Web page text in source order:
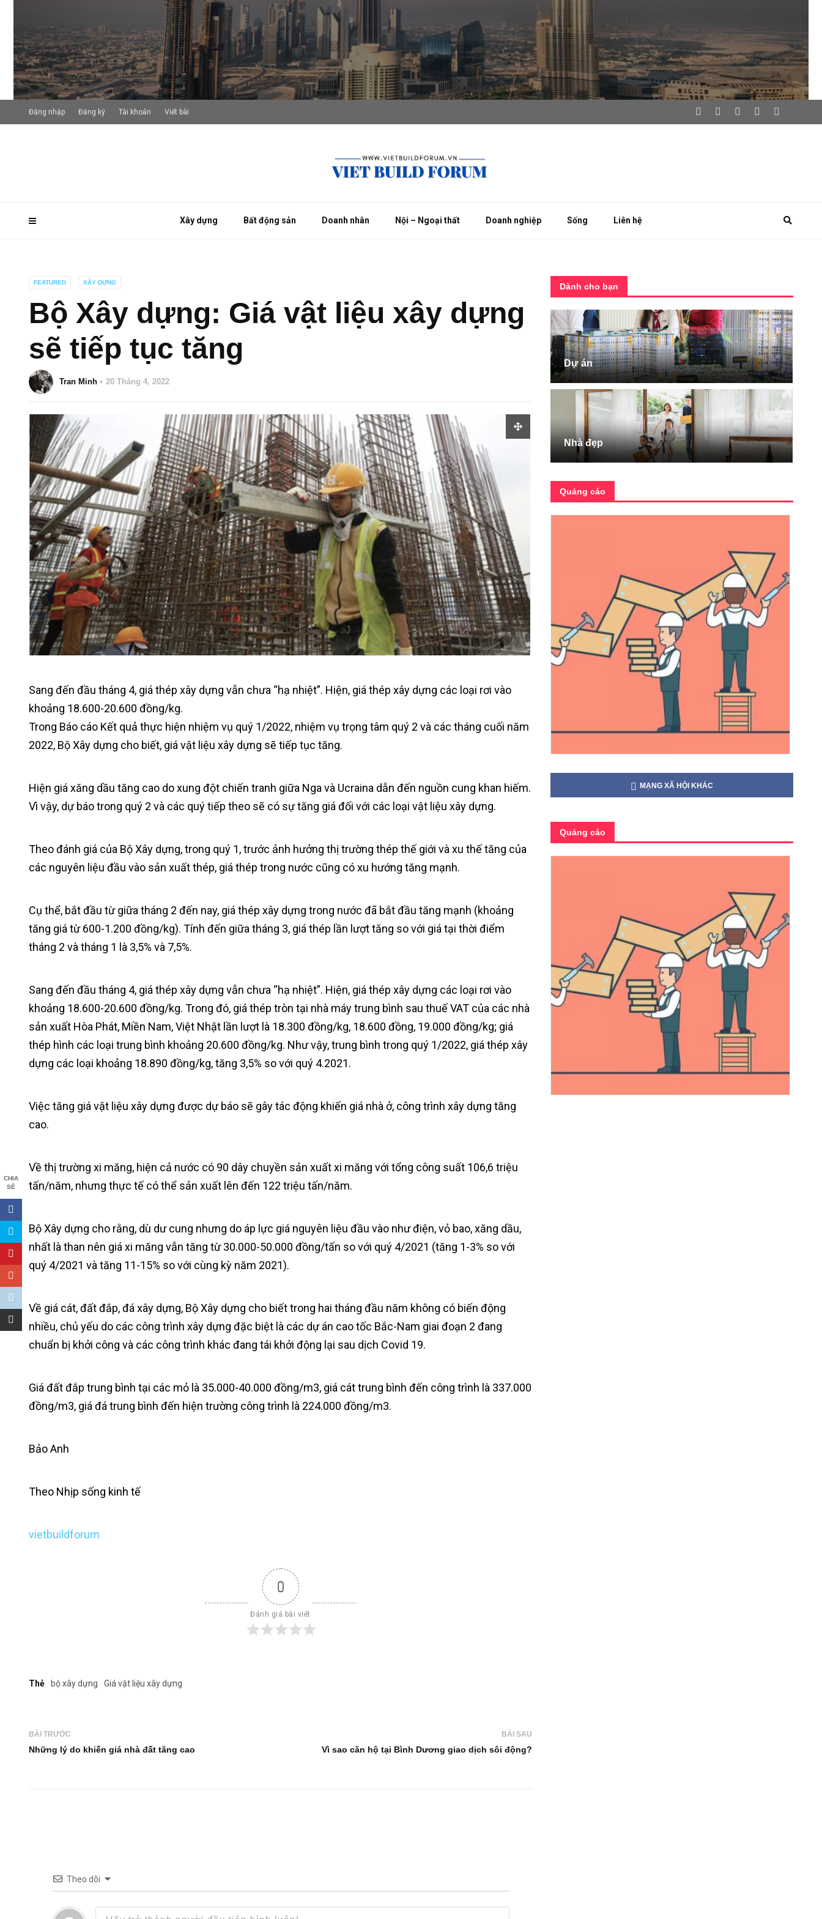
Xây dựng Bất động sản Doanh nhân Nội – Ngoại thất Doanh nghiệp Sống Liên hệ
Đăng nhập Đăng ký Tài khoản Viết bài
FEATURED XÂY DỰNG
Bộ Xây dựng: Giá vật liệu xây dựng
sẽ tiếp tục tăng
Tran Minh 20 Tháng 4, 2022
CHIA
SẺ
Sang đến đầu tháng 4, giá thép xây dựng vẫn chưa “hạ nhiệt”. Hiện, giá thép xây dựng các loại rơi vào
khoảng 18.600-20.600 đồng/kg.
Trong Báo cáo Kết quả thực hiện nhiệm vụ quý 1/2022, nhiệm vụ trọng tâm quý 2 và các tháng cuối năm
2022, Bộ Xây dựng cho biết, giá vật liệu xây dựng sẽ tiếp tục tăng.
Hiện giá xăng dầu tăng cao do xung đột chiến tranh giữa Nga và Ucraina dẫn đến nguồn cung khan hiếm.
Vì vậy, dự báo trong quý 2 và các quý tiếp theo sẽ có sự tăng giá đối với các loại vật liệu xây dựng.
Theo đánh giá của Bộ Xây dựng, trong quý 1, trước ảnh hưởng thị trường thép thế giới và xu thế tăng của
các nguyên liệu đầu vào sản xuất thép, giá thép trong nước cũng có xu hướng tăng mạnh.
Cụ thể, bắt đầu từ giữa tháng 2 đến nay, giá thép xây dựng trong nước đã bắt đầu tăng mạnh (khoảng
tăng giá từ 600-1.200 đồng/kg). Tính đến giữa tháng 3, giá thép lần lượt tăng so với giá tại thời điểm
tháng 2 và tháng 1 là 3,5% và 7,5%.
Sang đến đầu tháng 4, giá thép xây dựng vẫn chưa “hạ nhiệt”. Hiện, giá thép xây dựng các loại rơi vào
khoảng 18.600-20.600 đồng/kg. Trong đó, giá thép tròn tại nhà máy trung bình sau thuế VAT của các nhà
sản xuất Hòa Phát, Miền Nam, Việt Nhật lần lượt là 18.300 đồng/kg, 18.600 đồng, 19.000 đồng/kg; giá
thép hình các loại trung bình khoảng 20.600 đồng/kg. Như vậy, trung bình trong quý 1/2022, giá thép xây
dựng các loại khoảng 18.890 đồng/kg, tăng 3,5% so với quý 4.2021.
Việc tăng giá vật liệu xây dựng được dự báo sẽ gây tác động khiến giá nhà ở, công trình xây dựng tăng
cao.
Về thị trường xi măng, hiện cả nước có 90 dây chuyền sản xuất xi măng với tổng công suất 106,6 triệu
tấn/năm, nhưng thực tế có thể sản xuất lên đến 122 triệu tấn/năm.
Bộ Xây dựng cho rằng, dù dư cung nhưng do áp lực giá nguyên liệu đầu vào như điện, vỏ bao, xăng dầu,
nhất là than nên giá xi măng vẫn tăng từ 30.000-50.000 đồng/tấn so với quý 4/2021 (tăng 1-3% so với
quý 4/2021 và tăng 11-15% so với cùng kỳ năm 2021).
Về giá cát, đất đắp, đá xây dựng, Bộ Xây dựng cho biết trong hai tháng đầu năm không có biến động
nhiều, chủ yếu do các công trình xây dựng đặc biệt là các dự án cao tốc Bắc-Nam giai đoạn 2 đang
chuẩn bị khởi công và các công trình khác đang tái khởi động lại sau dịch Covid 19.
Giá đất đắp trung bình tại các mỏ là 35.000-40.000 đồng/m3, giá cát trung bình đến công trình là 337.000
đồng/m3, giá đá trung bình đến hiện trường công trình là 224.000 đồng/m3.
Bảo Anh
Theo Nhịp sống kinh tế
vietbuildforum
0
Đánh giá bài viết
Thẻ bộ xây dựng Giá vật liệu xây dựng
BÀI TRƯỚC
Những lý do khiến giá nhà đất tăng cao
BÀI SAU
Vì sao căn hộ tại Bình Dương giao dịch sôi động?
Theo dõi
Dành cho bạn
Dự án
Nhà đẹp
Quảng cáo
MẠNG XÃ HỘI KHÁC
Quảng cáo